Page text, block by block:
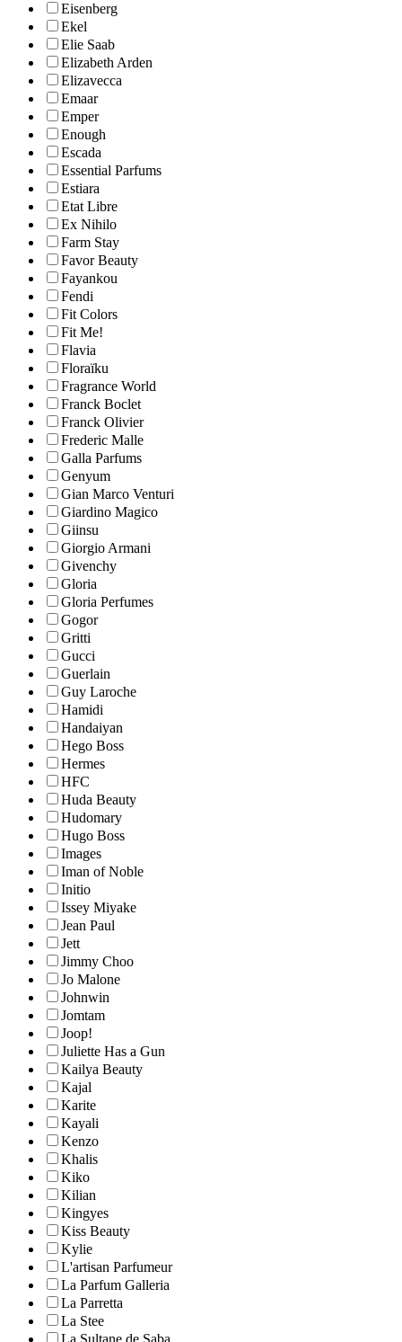
Eisenberg
Ekel
Elie Saab
Elizabeth Arden
Elizavecca
Emaar
Emper
Enough
Escada
Essential Parfums
Estiara
Etat Libre
Ex Nihilo
Farm Stay
Favor Beauty
Fayankou
Fendi
Fit Colors
Fit Me!
Flavia
Floraïku
Fragrance World
Franck Boclet
Franck Olivier
Frederic Malle
Galla Parfums
Genyum
Gian Marco Venturi
Giardino Magico
Giinsu
Giorgio Armani
Givenchy
Gloria
Gloria Perfumes
Gogor
Gritti
Gucci
Guerlain
Guy Laroche
Hamidi
Handaiyan
Hego Boss
Hermes
HFC
Huda Beauty
Hudomary
Hugo Boss
Images
Iman of Noble
Initio
Issey Miyake
Jean Paul
Jett
Jimmy Choo
Jo Malone
Johnwin
Jomtam
Joop!
Juliette Has a Gun
Kailya Beauty
Kajal
Karite
Kayali
Kenzo
Khalis
Kiko
Kilian
Kingyes
Kiss Beauty
Kylie
L'artisan Parfumeur
La Parfum Galleria
La Parretta
La Stee